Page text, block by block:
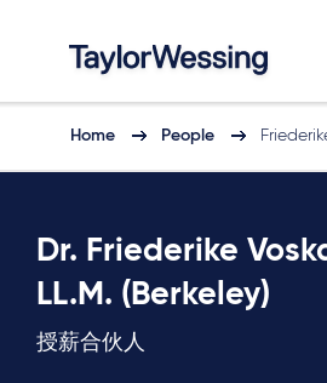
Home People
Dr. Friederike
LL.M. (Berkeley)
授薪合伙人